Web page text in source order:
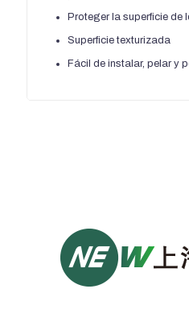
Proteger la superficie de
Superficie texturizada
Fácil de instalar, pelar y